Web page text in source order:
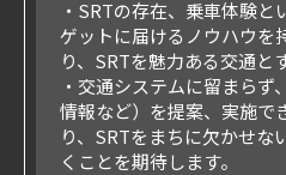
・SRTの存在、乗車体験
ゲットに届けるノウハウを
り、SRTを魅力ある交通と
・交通システムに留まらず
情報など）を提案、実施で
り、SRTをまちに欠かせな
くことを期待します。